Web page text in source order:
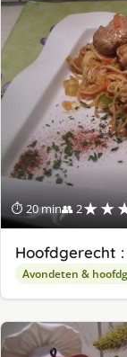
⏱ 20 min👥 2
Hoofdgerecht
Avondeten &